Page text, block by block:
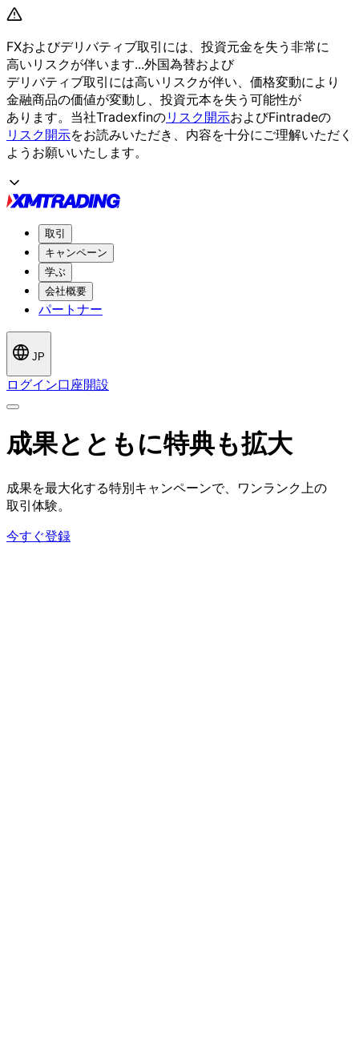
FXおよびデリバティブ取引には、 投資元金を失う 非常に
高いリスクが伴います...外国為替および
デリバティブ取引には高いリスクが伴い、 価格変動により
金融商品の価値が変動し、 投資元本を失う 可能性が
あります。 当社Tradexfinのリスク開示およびFintradeの
リスク開示をお読みいただき、 内容を十分にご理解いただく
よう お願いいたします。
取引
キャンペーン
学ぶ
会社概要
パートナー
JP
ログイン口座開設
成果とともに特典も拡大
成果を最大化する特別キャンペーンで、 ワンランク上の
取引体験。
今すぐ登録